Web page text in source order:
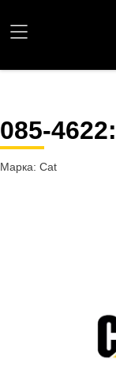
085-4622
Марка: Cat